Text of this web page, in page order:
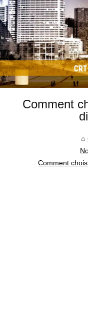
Comment
Comment